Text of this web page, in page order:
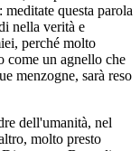
questa parola
nella verità e
perché molto
come un agnello che
menzogne, sarà reso
dell'umanità, nel
molto presto